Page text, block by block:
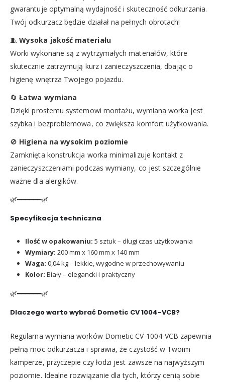
gwarantuje optymalną wydajność i skuteczność odkurzania.
Twój odkurzacz będzie działał na pełnych obrotach!
🧵Wysoka jakość materiału
Worki wykonane są z wytrzymałych materiałów, które
skutecznie zatrzymują kurz i zanieczyszczenia, dbając o
higienę wnętrza Twojego pojazdu.
🔄Łatwa wymiana
Dzięki prostemu systemowi montażu, wymiana worka jest
szybka i bezproblemowa, co zwiększa komfort użytkowania.
🚫 Higiena na wysokim poziomie
Zamknięta konstrukcja worka minimalizuje kontakt z
zanieczyszczeniami podczas wymiany, co jest szczególnie
ważne dla alergików.
🌿━━━━━━🌿
Specyfikacja techniczna
Ilość w opakowaniu: 5 sztuk – długi czas użytkowania
Wymiary: 200 mm x 160 mm x 140 mm
Waga: 0,04 kg – lekkie, wygodne w przechowywaniu
Kolor: Biały – elegancki i praktyczny
🌿━━━━━━🌿
Dlaczego warto wybrać Dometic CV 1004-VCB?
Regularna wymiana worków Dometic CV 1004-VCB zapewnia
pełną moc odkurzacza i sprawia, że czystość w Twoim
kamperze, przyczepie czy łodzi jest zawsze na najwyższym
poziomie. Idealne rozwiązanie dla tych, którzy cenią sobie